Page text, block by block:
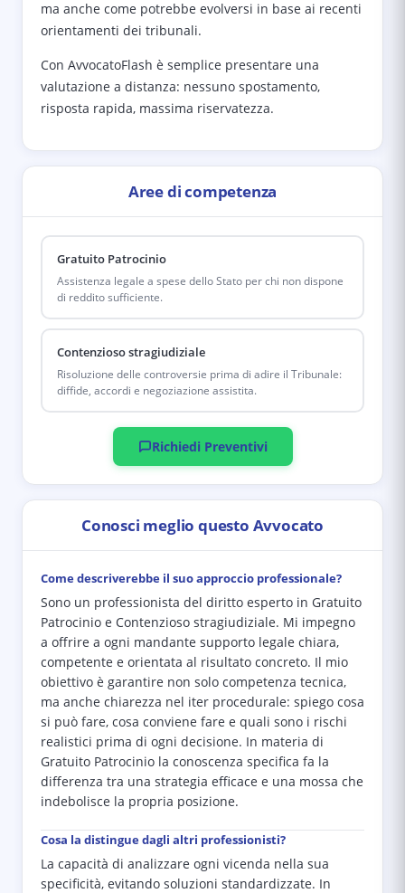
ma anche come potrebbe evolversi in base ai recenti
orientamenti dei tribunali.
Con AvvocatoFlash è semplice presentare una
valutazione a distanza: nessuno spostamento,
risposta rapida, massima riservatezza.
Aree di competenza
Gratuito Patrocinio
Assistenza legale a spese dello Stato per chi non dispone
di reddito sufficiente.
Contenzioso stragiudiziale
Risoluzione delle controversie prima di adire il Tribunale:
diffide, accordi e negoziazione assistita.
Richiedi Preventivi
Conosci meglio questo Avvocato
Come descriverebbe il suo approccio professionale?
Sono un professionista del diritto esperto in Gratuito
Patrocinio e Contenzioso stragiudiziale. Mi impegno
a offrire a ogni mandante supporto legale chiara,
competente e orientata al risultato concreto. Il mio
obiettivo è garantire non solo competenza tecnica,
ma anche chiarezza nel iter procedurale: spiego cosa
si può fare, cosa conviene fare e quali sono i rischi
realistici prima di ogni decisione. In materia di
Gratuito Patrocinio la conoscenza specifica fa la
differenza tra una strategia efficace e una mossa che
indebolisce la propria posizione.
Cosa la distingue dagli altri professionisti?
La capacità di analizzare ogni vicenda nella sua
specificità, evitando soluzioni standardizzate. In